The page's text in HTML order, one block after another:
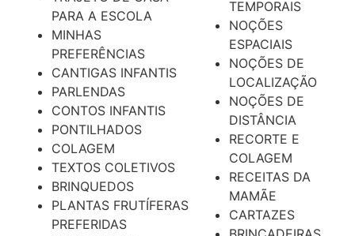
PARA A ESCOLA
MINHAS
PREFERÊNCIAS
CANTIGAS INFANTIS
PARLENDAS
CONTOS INFANTIS
PONTILHADOS
COLAGEM
TEXTOS COLETIVOS
BRINQUEDOS
PLANTAS FRUTÍFERAS
PREFERIDAS
TEMPORAIS
NOÇÕES
ESPACIAIS
NOÇÕES DE
LOCALIZAÇÃO
NOÇÕES DE
DISTÂNCIA
RECORTE E
COLAGEM
RECEITAS DA
MAMÃE
CARTAZES